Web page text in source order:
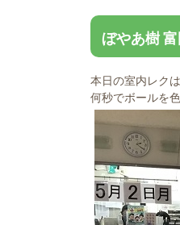
ぼやあ樹
本日の室内レク
何秒でボールを